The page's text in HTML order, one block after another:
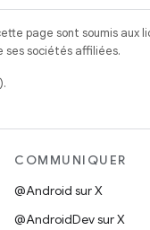
page sont soumis aux
ses sociétés affiliées.
COMMUNIQUER
@Android sur X
@AndroidDev sur X